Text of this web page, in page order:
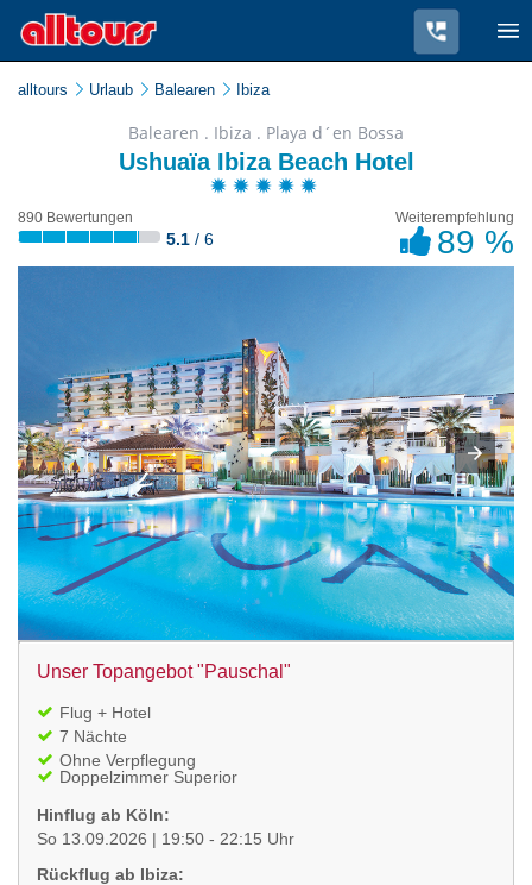
alltours Urlaub Balearen Ibiza
Balearen . Ibiza . Playa d´en Bossa
Ushuaïa Ibiza Beach Hotel
890 Bewertungen
5.1 / 6
Weiterempfehlung
89 %
Unser Topangebot "Pauschal"
Flug + Hotel
7 Nächte
Ohne Verpflegung
Doppelzimmer Superior
Hinflug ab Köln:
So 13.09.2026 | 19:50 - 22:15 Uhr
Rückflug ab Ibiza: